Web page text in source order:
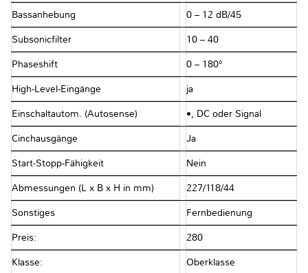
Bassanhebung 0 – 12 dB/45
Subsonicfilter 10 – 40
Phaseshift 0 – 180°
High-Level-Eingänge ja
Einschaltautom. (Autosense) •, DC oder Signal
Cinchausgänge Ja
Start-Stopp-Fähigkeit Nein
Abmessungen (L x B x H in mm) 227/118/44
Sonstiges Fernbedienung
Preis: 280
Klasse: Oberklasse